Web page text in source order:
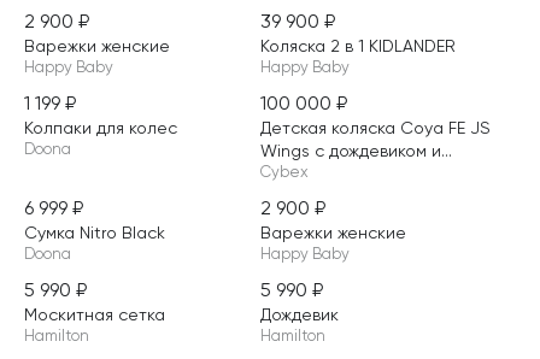
2 900 ₽
Варежки женские
Happy Baby
39 900 ₽
Коляска 2 в 1 KIDLANDER
Happy Baby
1 199 ₽
Колпаки для колес
Doona
НОВИНКА
100 000 ₽
Детская коляска Coya FE JS
Wings с дождевиком и...
Cybex
6 999 ₽
Сумка Nitro Black
Doona
2 900 ₽
Варежки женские
Happy Baby
НОВИНКА
5 990 ₽
Москитная сетка
Hamilton
НОВИНКА
5 990 ₽
Дождевик
Hamilton